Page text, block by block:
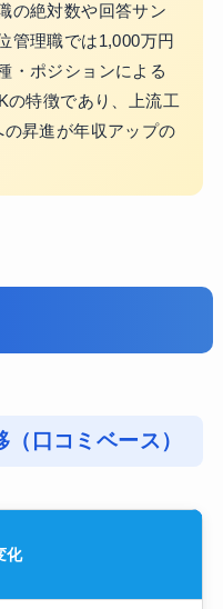
の絶対数や回答サン
管理職では1,000万円
・ポジションによる
の特徴であり、上流工
昇進が年収アップの
口コミベース）
化